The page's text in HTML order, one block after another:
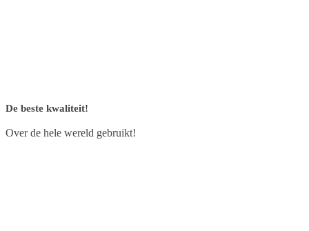
De beste kwaliteit!
Over de hele wereld gebruikt!